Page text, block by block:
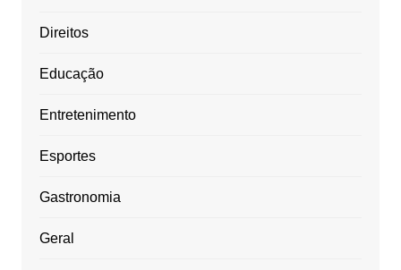
Direitos
Educação
Entretenimento
Esportes
Gastronomia
Geral